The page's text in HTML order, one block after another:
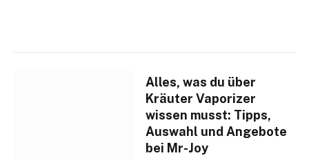
Alles, was du über
Kräuter Vaporizer
wissen musst: Tipps,
Auswahl und Angebote
bei Mr-Joy